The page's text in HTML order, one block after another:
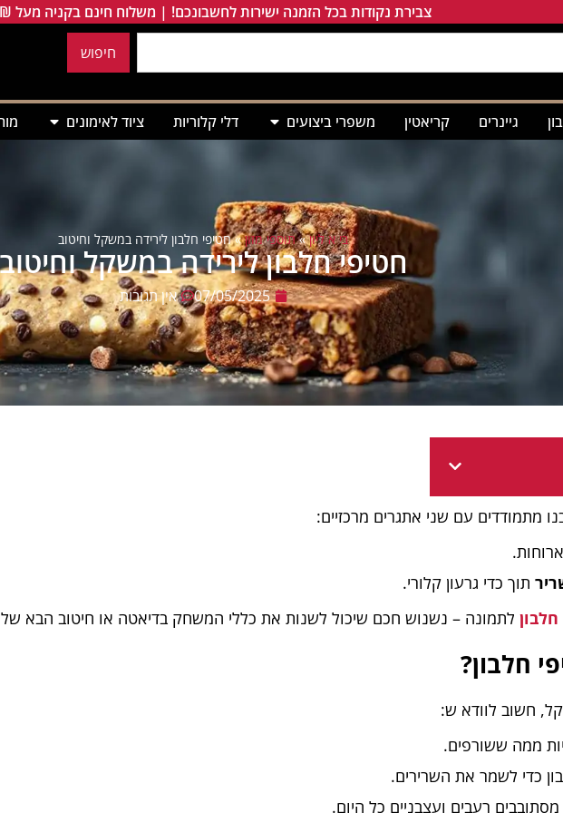
צבירת נקודות בכל הזמנה ישירות לחשבונכם! | משלוח חינם בקניה מעל 249₪
חיפוש
גיינרים קריאטין משפרי ביצועים דלי קלוריות ציוד לאימונים
בי א ליון»תוספי מזון»חטיפי חלבון לירידה במשקל וחיטוב
חטיפי חלבון לירידה במשקל
07/05/2025 אין תגובות
מתמודדים עם שני אתגרים מרכזיים:
תוך כדי גרעון קלורי.
לתמונה – נשנוש חכם שיכול לשנות את כללי המשחק בדיאטה או חיטוב הבא
חלבון?
חשוב לוודא ש:
ממה ששורפים.
כדי לשמר את השרירים.
רעבים ועצבניים כל היום.